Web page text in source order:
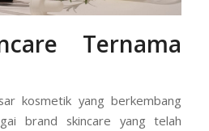
Ternama
kosmetik yang berkembang
brand skincare yang telah